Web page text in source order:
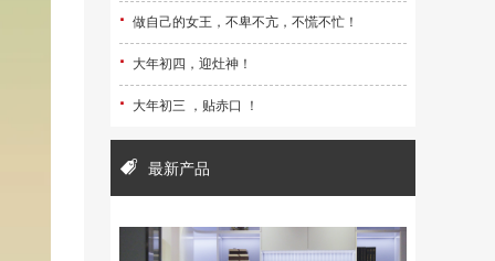
· 做自己的女王，不卑不亢，不慌不忙！
· 大年初四，迎灶神！
· 大年初三 ，贴赤口 ！
最新产品